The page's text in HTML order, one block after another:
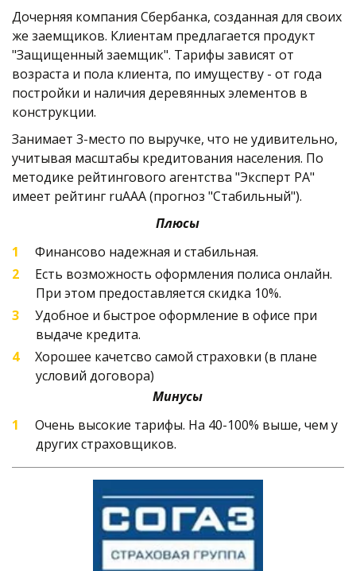
Дочерняя компания Сбербанка, созданная для своих
же заемщиков. Клиентам предлагается продукт
"Защищенный заемщик". Тарифы зависят от
возраста и пола клиента, по имуществу - от года
постройки и наличия деревянных элементов в
конструкции.
Занимает 3-место по выручке, что не удивительно,
учитывая масштабы кредитования населения. По
методике рейтингового агентства "Эксперт РА"
имеет рейтинг ruAAA (прогноз "Стабильный").
Плюсы
Финансово надежная и стабильная.
Есть возможность оформления полиса онлайн.
При этом предоставляется скидка 10%.
Удобное и быстрое оформление в офисе при
выдаче кредита.
Хорошее качетсво самой страховки (в плане
условий договора)
Минусы
Очень высокие тарифы. На 40-100% выше, чем у
других страховщиков.